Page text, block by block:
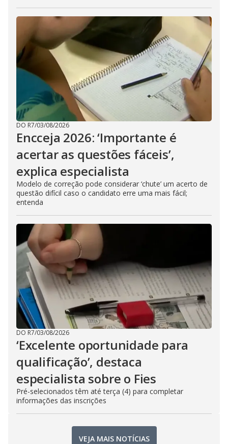
DO R7/03/08/2026
Encceja 2026: ‘Importante é
acertar as questões fáceis’,
explica especialista
Modelo de correção pode considerar ‘chute’ um acerto de
questão difícil caso o candidato erre uma mais fácil;
entenda
DO R7/03/08/2026
‘Excelente oportunidade para
qualificação’, destaca
especialista sobre o Fies
Pré-selecionados têm até terça (4) para completar
informações das inscrições
VEJA MAIS NOTÍCIAS